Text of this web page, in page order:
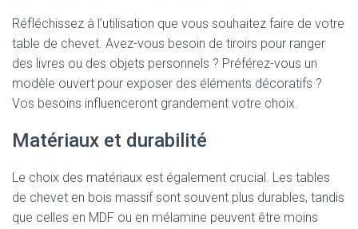
Réfléchissez à l’utilisation que vous souhaitez faire de votre
table de chevet. Avez-vous besoin de tiroirs pour ranger
des livres ou des objets personnels ? Préférez-vous un
modèle ouvert pour exposer des éléments décoratifs ?
Vos besoins influenceront grandement votre choix.
Matériaux et durabilité
Le choix des matériaux est également crucial. Les tables
de chevet en bois massif sont souvent plus durables, tandis
que celles en MDF ou en mélamine peuvent être moins